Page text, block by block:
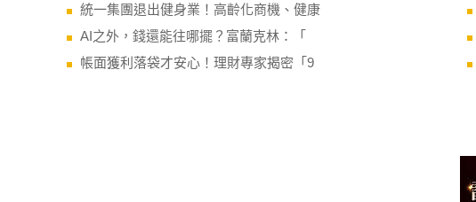
統一集團退出健身業！高齡化商機、健康
AI之外，錢還能往哪擺？富蘭克林：「
帳面獲利落袋才安心！理財專家揭密「9